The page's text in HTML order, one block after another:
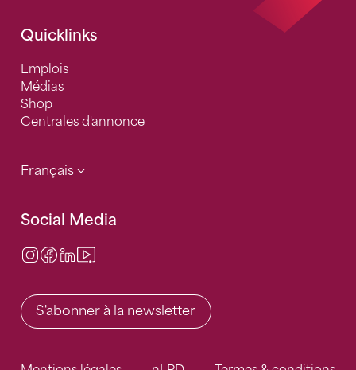
Quicklinks
Emplois
Médias
Shop
Centrales d'annonce
Français
Social Media
Instagram
Facebook
LinkedIn
S'abonner à la newsletter